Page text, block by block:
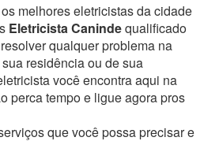
melhores eletricistas da cidade
Eletricista Canindequalificado
qualquer problema na
residência ou de sua
você encontra aqui na
perca tempo e ligue agora pros
que você possa precisar e